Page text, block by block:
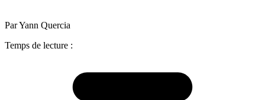
Par Yann Quercia
Temps de lecture :